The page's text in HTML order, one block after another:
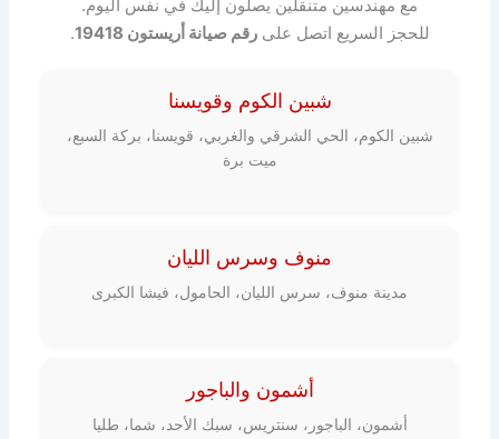
مع مهندسين متنقلين يصلون إليك في نفس اليوم.
للحجز السريع اتصل علىرقم صيانة أريستون 19418 .
شبين الكوم وقويسنا
شبين الكوم، الحي الشرقي والغربي، قويسنا، بركة السبع،
ميت برة
منوف وسرس الليان
مدينة منوف، سرس الليان، الحامول، فيشا الكبرى
أشمون والباجور
أشمون، الباجور، سنتريس، سبك الأحد، شما، طليا